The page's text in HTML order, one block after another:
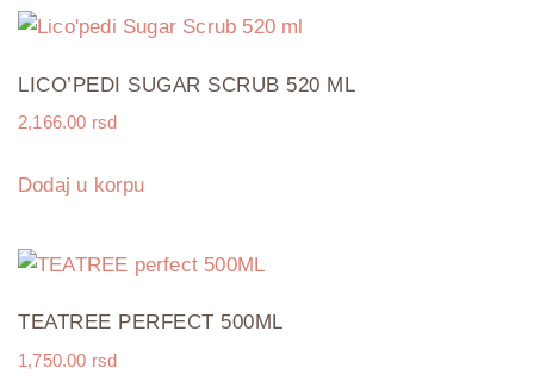
LICO’PEDI SUGAR SCRUB 520 ML
2,166.00 rsd
Dodaj u korpu
TEATREE PERFECT 500ML
1,750.00 rsd